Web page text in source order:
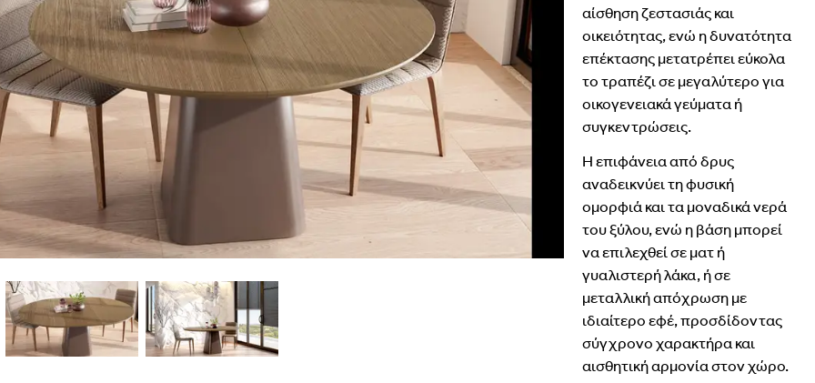
αίσθησηζεστασιάςκαι
οικειότητας,ενώηδυνατότητα
επέκτασηςμετατρέπειεύκολα
τοτραπέζισεμεγαλύτερογια
οικογενειακάγεύματαή
συγκεντρώσεις.
Ηεπιφάνειααπόδρυς
αναδεικνύειτηφυσική
ομορφιάκαιταμοναδικάνερά
τουξύλου,ενώηβάσημπορεί
ναεπιλεχθείσεματή
γυαλιστερήλάκα,ήσε
μεταλλικήαπόχρωσημε
ιδιαίτεροεφέ,προσδίδοντας
σύγχρονοχαρακτήρακαι
αισθητικήαρμονίαστονχώρο.